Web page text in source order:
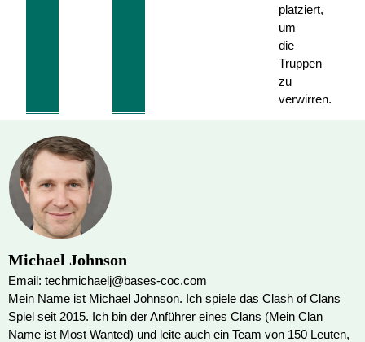
platziert,
um
die
Truppen
zu
verwirren.
Michael Johnson
Email: techmichaelj@bases-coc.com
Mein Name ist Michael Johnson. Ich spiele das Clash of Clans
Spiel seit 2015. Ich bin der Anführer eines Clans (Mein Clan
Name ist Most Wanted) und leite auch ein Team von 150 Leuten,